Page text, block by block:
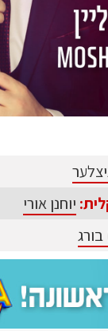
יוחנן אורי